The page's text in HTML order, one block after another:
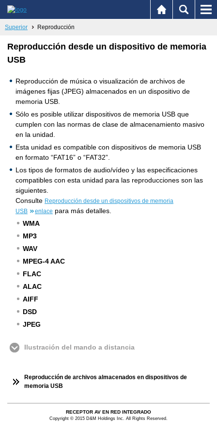
Superior Reproducción
Reproducción desde un dispositivo de memoria
USB
Reproducción de música o visualización de archivos de
imágenes fijas (JPEG) almacenados en un dispositivo de
memoria USB.
Sólo es posible utilizar dispositivos de memoria USB que
cumplen con las normas de clase de almacenamiento masivo
en la unidad.
Esta unidad es compatible con dispositivos de memoria USB
en formato “FAT16” o “FAT32”.
Los tipos de formatos de audio/vídeo y las especificaciones
compatibles con esta unidad para las reproducciones son las
siguientes.
Consulte Reproducción desde un dispositivos de memoria
USB
enlace para más detalles.
WMA
MP3
WAV
MPEG-4 AAC
FLAC
ALAC
AIFF
DSD
JPEG
Ilustración del mando a distancia
Reproducción de archivos almacenados en dispositivos de
memoria USB
RECEPTOR AV EN RED INTEGRADO
Copyright © 2015 D&M Holdings Inc. All Rights Reserved.